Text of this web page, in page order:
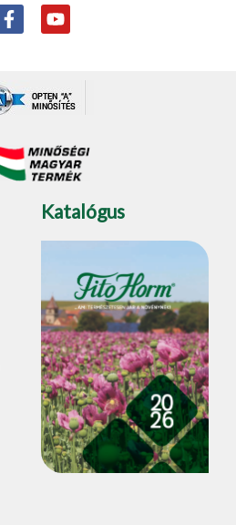
F
a
b
o
-
f
Y
o
u
b
Katalógus